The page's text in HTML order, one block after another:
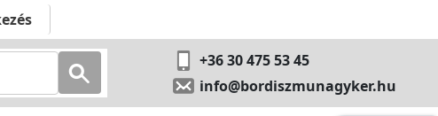
+36 30 475 53 45
info@bordiszmunagyker.hu